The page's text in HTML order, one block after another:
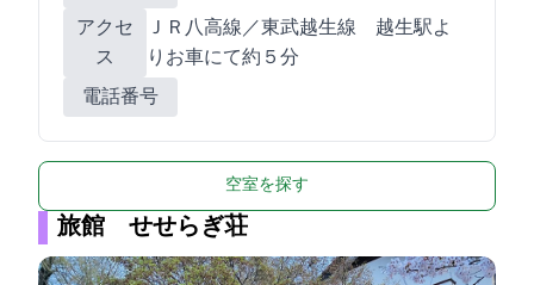
アクセ
ス
ＪＲ八高線／東武越生線 越生駅よ
りお車にて約５分
電話番号
空室を探す
旅館 せせらぎ荘